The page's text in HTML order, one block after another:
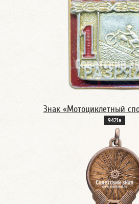
Знак «Мотоциклетный
9421а